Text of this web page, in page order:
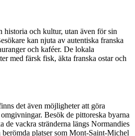
historia och kultur, utan även för sin
kan njuta av autentiska franska
och kaféer. De lokala
med färsk fisk, äkta franska ostar och
det även möjligheter att göra
Besök de pittoreska byarna
de vackra stränderna längs Normandies
platser som Mont-Saint-Michel